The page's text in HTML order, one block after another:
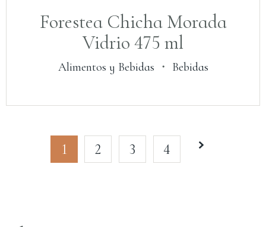
Forestea Chicha Morada
Vidrio 475 ml
Alimentos y Bebidas ・ Bebidas
1 2 3 4